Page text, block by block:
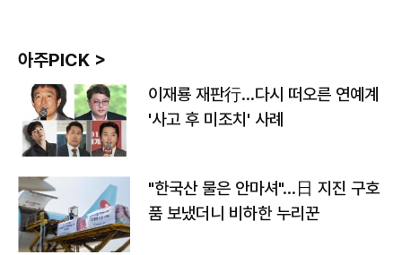
아주PICK >
이재룡 재판行…다시 떠오른 연예계
'사고 후 미조치' 사례
"한국산 물은 안마셔"…日 지진 구호
품 보냈더니 비하한 누리꾼